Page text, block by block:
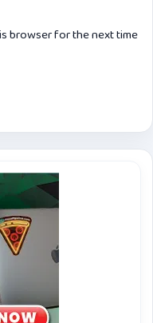
browser for the next time